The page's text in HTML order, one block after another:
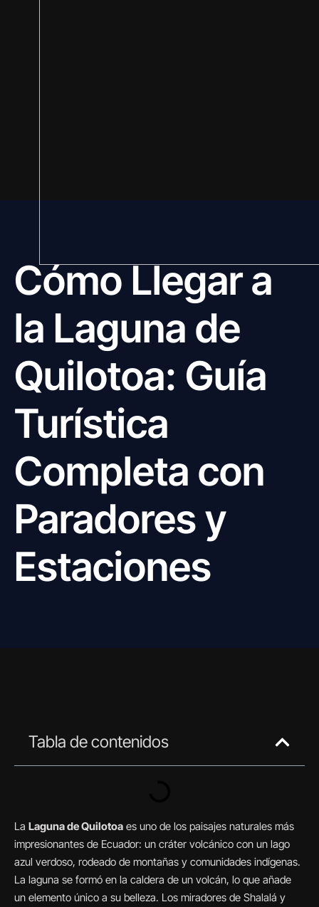
Cómo Llegar a
la Laguna de
Quilotoa: Guía
Turística
Completa con
Paradores y
Estaciones
Tabla de contenidos
La Laguna de Quilotoa es uno de los paisajes naturales más
impresionantes de Ecuador: un cráter volcánico con un lago
azul verdoso, rodeado de montañas y comunidades indígenas.
La laguna se formó en la caldera de un volcán, lo que añade
un elemento único a su belleza. Los miradores de Shalalá y